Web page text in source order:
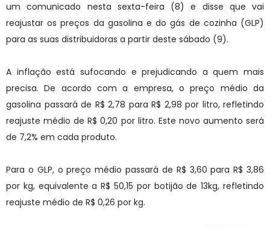
um comunicado nesta sexta-feira (8) e disse que vai
reajustar os preços da gasolina e do gás de cozinha (GLP)
para as suas distribuidoras a partir deste sábado (9).
A inflação está sufocando e prejudicando a quem mais
precisa. De acordo com a empresa, o preço médio da
gasolina passará de R$ 2,78 para R$ 2,98 por litro, refletindo
reajuste médio de R$ 0,20 por litro. Este novo aumento será
de 7,2% em cada produto.
Para o GLP, o preço médio passará de R$ 3,60 para R$ 3,86
por kg, equivalente a R$ 50,15 por botijão de 13kg, refletindo
reajuste médio de R$ 0,26 por kg.